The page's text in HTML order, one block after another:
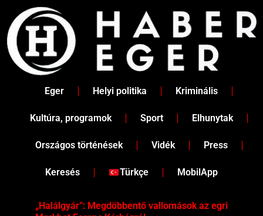
content
Eger Helyi politika Kriminális
Kultúra, programok Sport Elhunytak
Országos történések Vidék Press
Keresés Türkçe MobilApp
„Halálgyár”: Megdöbbentő vallomások az egri